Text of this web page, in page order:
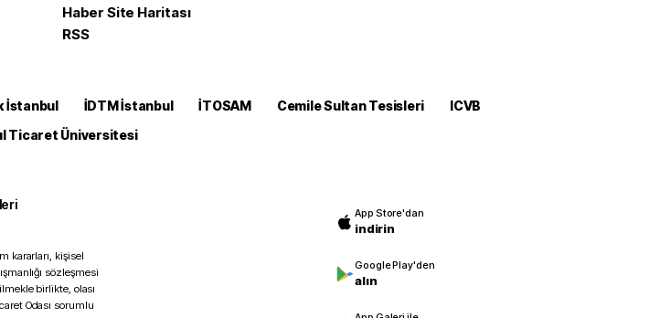
Haber Site Haritası
RSS
İstanbul İDTM İstanbul İTOSAM Cemile Sultan Tesisleri
ICVB
Ticaret Üniversitesi
kararları, kişisel
sözleşmesi
birlikte, olası
Odası sorumlu
App Store'dan
indirin
Google Play'den
alın